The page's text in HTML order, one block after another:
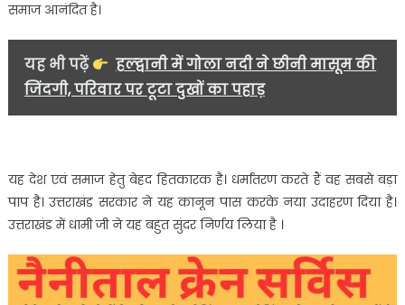
समाज आनंदित है।
यह भी पढ़ें
हल्द्वानी में गोला नदी ने छीनी मासूम की
जिंदगी, परिवार पर टूटा दुखों का पहाड़
यह देश एवं समाज हेतु बेहद हितकारक है। धर्मांतरण करते हैं वह सबसे बड़ा
पाप है। उत्तराखंड सरकार ने यह कानून पास करके नया उदाहरण दिया है।
उत्तराखंड में धामी जी ने यह बहुत सुंदर निर्णय लिया है ।